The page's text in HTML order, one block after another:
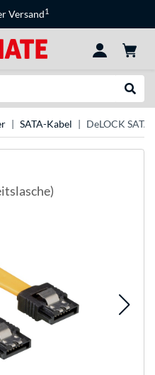
Versand1
SATA-Kabel DeLOCK SATA